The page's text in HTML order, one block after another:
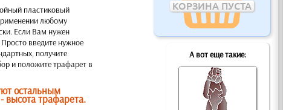
КОРЗИНА ПУСТА
А вот еще такие:
пластиковый
любому
Если Вам нужен
введите нужное
получите
и положите трафарет в
остальным
высота трафарета.